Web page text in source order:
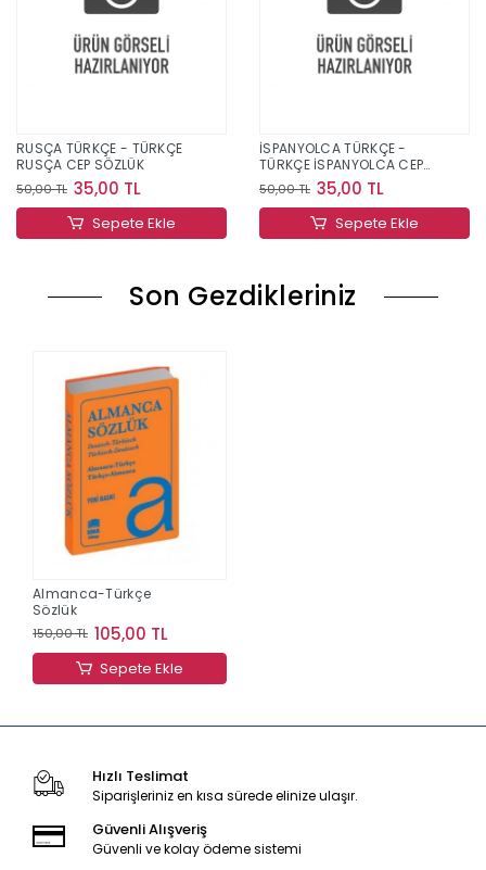
RUSÇA TÜRKÇE - TÜRKÇE
RUSÇA CEP SÖZLÜK
50,00 TL 35,00 TL
Sepete Ekle
İSPANYOLCA TÜRKÇE -
TÜRKÇE İSPANYOLCA CEP
SÖZLÜK
50,00 TL 35,00 TL
Sepete Ekle
Son Gezdikleriniz
Almanca-Türkçe
Sözlük
150,00 TL 105,00 TL
Sepete Ekle
Hızlı Teslimat
Siparişleriniz en kısa sürede elinize ulaşır.
Güvenli Alışveriş
Güvenli ve kolay ödeme sistemi